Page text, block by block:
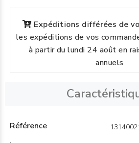
Expéditions différées de
les expéditions de vos
à partir du lundi 24 août en
annuels
Référence